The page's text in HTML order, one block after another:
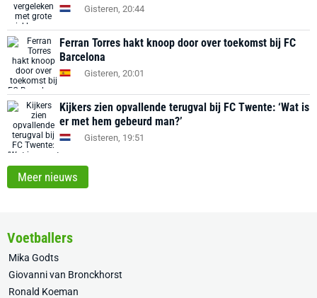
Gisteren, 20:44
Ferran Torres hakt knoop door over toekomst bij FC
Barcelona
Gisteren, 20:01
Kijkers zien opvallende terugval bij FC Twente: ‘Wat is
er met hem gebeurd man?’
Gisteren, 19:51
Meer nieuws
Voetballers
Mika Godts
Giovanni van Bronckhorst
Ronald Koeman